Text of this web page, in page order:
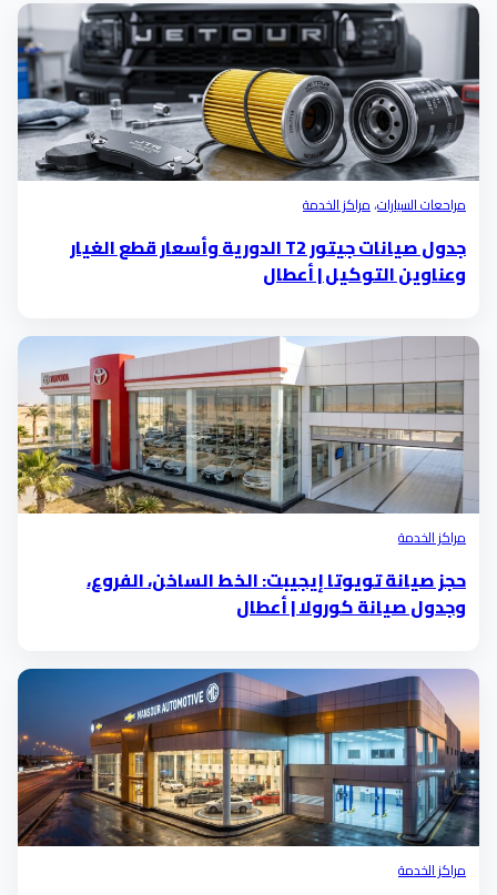
مراحعات السيارات،مراكز الخدمة
جدول صيانات جيتور T2 الدورية وأسعار قطع الغيار
وعناوين التوكيل | أعطال
مراكز الخدمة
حجز صيانة تويوتا إيجيبت: الخط الساخن، الفروع،
وجدول صيانة كورولا | أعطال
مراكز الخدمة